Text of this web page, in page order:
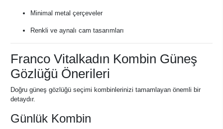
Minimal metal çerçeveler
Renkli ve aynalı cam tasarımları
Franco Vitalkadın Kombin Güneş
Gözlüğü Önerileri
Doğru güneş gözlüğü seçimi kombinlerinizi tamamlayan önemli bir
detaydır.
Günlük Kombin